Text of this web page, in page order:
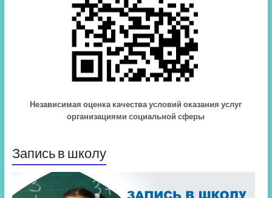
Независимая оценка качества условий оказания услуг
организациями социальной сферы
Запись в школу